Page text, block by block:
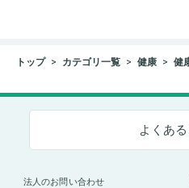
トップ カテゴリ一覧 健康 健
よくあ
法人のお問い合わせ